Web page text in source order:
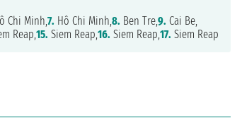
Chi Minh,7. Hô Chi Minh,8. Ben Tre,9. Cai Be,
Reap,15. Siem Reap,16. Siem Reap,17. Siem Reap